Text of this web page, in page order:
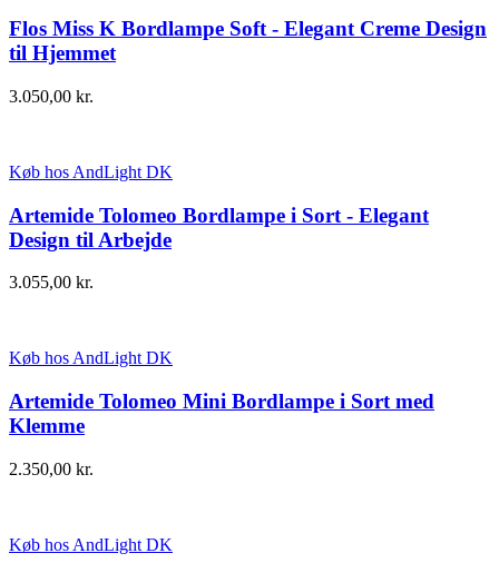
Flos Miss K Bordlampe Soft - Elegant Creme Design
til Hjemmet
3.050,00 kr.
Køb hos AndLight DK
Artemide Tolomeo Bordlampe i Sort - Elegant
Design til Arbejde
3.055,00 kr.
Køb hos AndLight DK
Artemide Tolomeo Mini Bordlampe i Sort med
Klemme
2.350,00 kr.
Køb hos AndLight DK